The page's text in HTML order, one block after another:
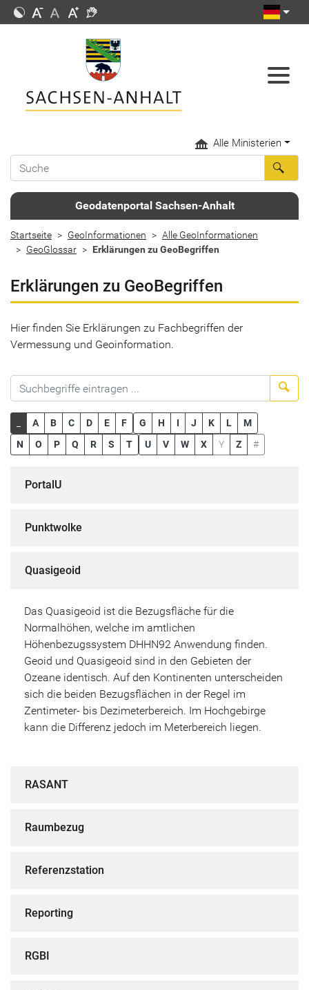
Alle Ministerien
Geodatenportal Sachsen-Anhalt
Startseite GeoInformationen
Alle GeoInformationen
GeoGlossar
Erklärungen zu GeoBegriffen
Erklärungen zu GeoBegriffen
Hier finden Sie Erklärungen zu Fachbegriffen der
Vermessung und Geoinformation.
A B C D E F G H I J K L
M
N
O P Q R S T U V W X Y Z #
PortalU
Punktwolke
Quasigeoid
Das Quasigeoid ist die Bezugsfläche für die
Normalhöhen, welche im amtlichen
Höhenbezugssystem DHHN92 Anwendung finden.
Geoid und Quasigeoid sind in den Gebieten der
Ozeane identisch. Auf den Kontinenten unterscheiden
sich die beiden Bezugsflächen in der Regel im
Zentimeter- bis Dezimeterbereich. Im Hochgebirge
kann die Differenz jedoch im Meterbereich liegen.
RASANT
Raumbezug
Referenzstation
Reporting
RGBI